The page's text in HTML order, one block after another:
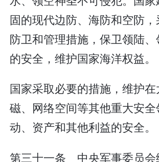
固的现代边防、海防和空防
防卫和管理措施，保卫领陆
的安全，维护国家海洋权益。
国家采取必要的措施，维护
磁、网络空间等其他重大安
动、资产和其他利益的安全。
第三十一条 中央军事委员会